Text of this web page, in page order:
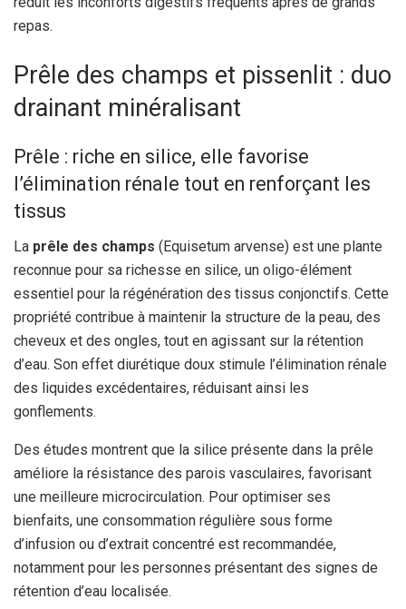
repas.
Prêle des champs et pissenlit : duo
drainant minéralisant
Prêle : riche en silice, elle favorise
l’élimination rénale tout en renforçant les
tissus
La prêle des champs (Equisetum arvense) est une plante
reconnue pour sa richesse en silice, un oligo-élément
essentiel pour la régénération des tissus conjonctifs. Cette
propriété contribue à maintenir la structure de la peau, des
cheveux et des ongles, tout en agissant sur la rétention
d’eau. Son effet diurétique doux stimule l’élimination rénale
des liquides excédentaires, réduisant ainsi les
gonflements.
Des études montrent que la silice présente dans la prêle
améliore la résistance des parois vasculaires, favorisant
une meilleure microcirculation. Pour optimiser ses
bienfaits, une consommation régulière sous forme
d’infusion ou d’extrait concentré est recommandée,
notamment pour les personnes présentant des signes de
rétention d’eau localisée.